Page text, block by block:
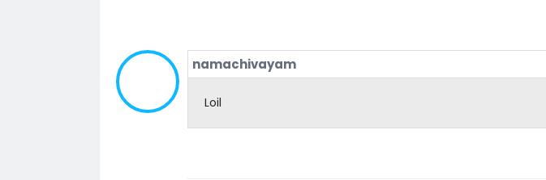
namachivayam
Loil